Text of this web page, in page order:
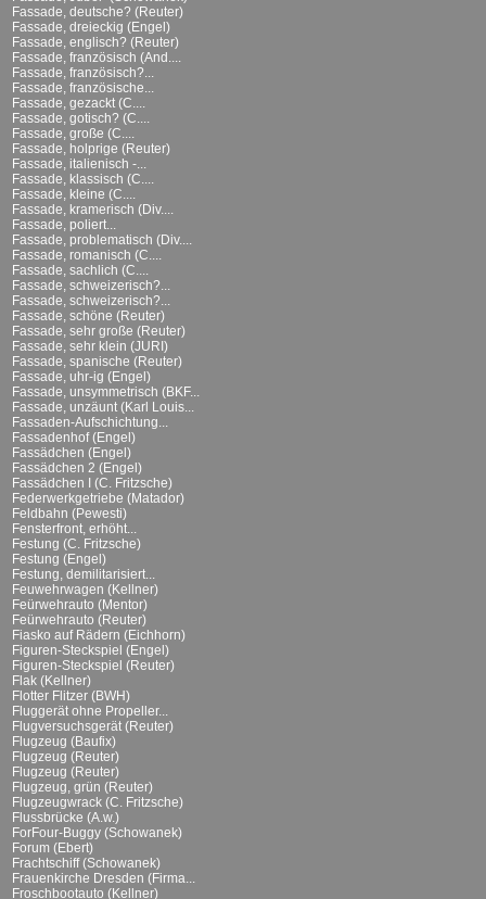
Fassade, deutsche? (Reuter)
Fassade, dreieckig (Engel)
Fassade, englisch? (Reuter)
Fassade, französisch (And....
Fassade, französisch?...
Fassade, französische...
Fassade, gezackt (C....
Fassade, gotisch? (C....
Fassade, große (C....
Fassade, holprige (Reuter)
Fassade, italienisch -...
Fassade, klassisch (C....
Fassade, kleine (C....
Fassade, kramerisch (Div....
Fassade, poliert...
Fassade, problematisch (Div....
Fassade, romanisch (C....
Fassade, sachlich (C....
Fassade, schweizerisch?...
Fassade, schweizerisch?...
Fassade, schöne (Reuter)
Fassade, sehr große (Reuter)
Fassade, sehr klein (JURI)
Fassade, spanische (Reuter)
Fassade, uhr-ig (Engel)
Fassade, unsymmetrisch (BKF...
Fassade, unzäunt (Karl Louis...
Fassaden-Aufschichtung...
Fassadenhof (Engel)
Fassädchen (Engel)
Fassädchen 2 (Engel)
Fassädchen I (C. Fritzsche)
Federwerkgetriebe (Matador)
Feldbahn (Pewesti)
Fensterfront, erhöht...
Festung (C. Fritzsche)
Festung (Engel)
Festung, demilitarisiert...
Feuwehrwagen (Kellner)
Feürwehrauto (Mentor)
Feürwehrauto (Reuter)
Fiasko auf Rädern (Eichhorn)
Figuren-Steckspiel (Engel)
Figuren-Steckspiel (Reuter)
Flak (Kellner)
Flotter Flitzer (BWH)
Fluggerät ohne Propeller...
Flugversuchsgerät (Reuter)
Flugzeug (Baufix)
Flugzeug (Reuter)
Flugzeug (Reuter)
Flugzeug, grün (Reuter)
Flugzeugwrack (C. Fritzsche)
Flussbrücke (A.w.)
ForFour-Buggy (Schowanek)
Forum (Ebert)
Frachtschiff (Schowanek)
Frauenkirche Dresden (Firma...
Froschbootauto (Kellner)